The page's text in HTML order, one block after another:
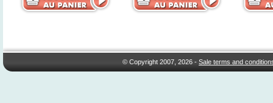
© Copyright 2007, 2026 -Sale terms and